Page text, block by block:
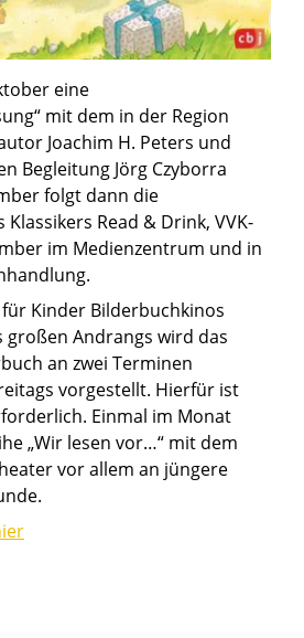
eine
mit dem in der Region
Joachim H. Peters und
Begleitung Jörg Czyborra
folgt dann die
Read & Drink, VVK-
im Medienzentrum und in
Kinder Bilderbuchkinos
Andrangs wird das
an zwei Terminen
vorgestellt. Hierfür ist
Einmal im Monat
„Wir lesen vor…“ mit dem
vor allem an jüngere